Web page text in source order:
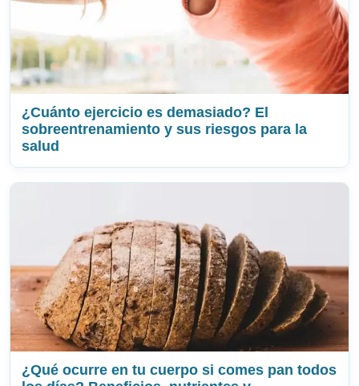
¿Cuánto ejercicio es demasiado? El
sobreentrenamiento y sus riesgos para la
salud
¿Qué ocurre en tu cuerpo si comes pan todos